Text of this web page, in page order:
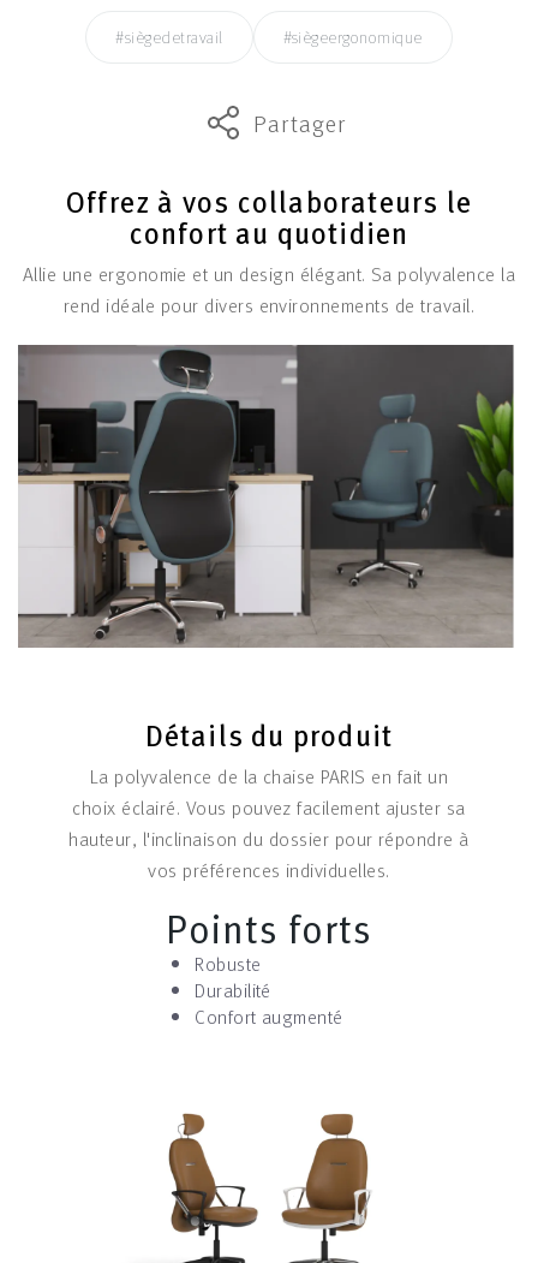
#siègedetravail #siègeergonomique
Partager
Offrez à vos collaborateurs le
confort au quotidien
Allie une ergonomie et un design élégant. Sa polyvalence la
rend idéale pour divers environnements de travail.
Détails du produit
La polyvalence de la chaise PARIS en fait un
choix éclairé. Vous pouvez facilement ajuster sa
hauteur, l'inclinaison du dossier pour répondre à
vos préférences individuelles.
Points forts
Robuste
Durabilité
Confort augmenté